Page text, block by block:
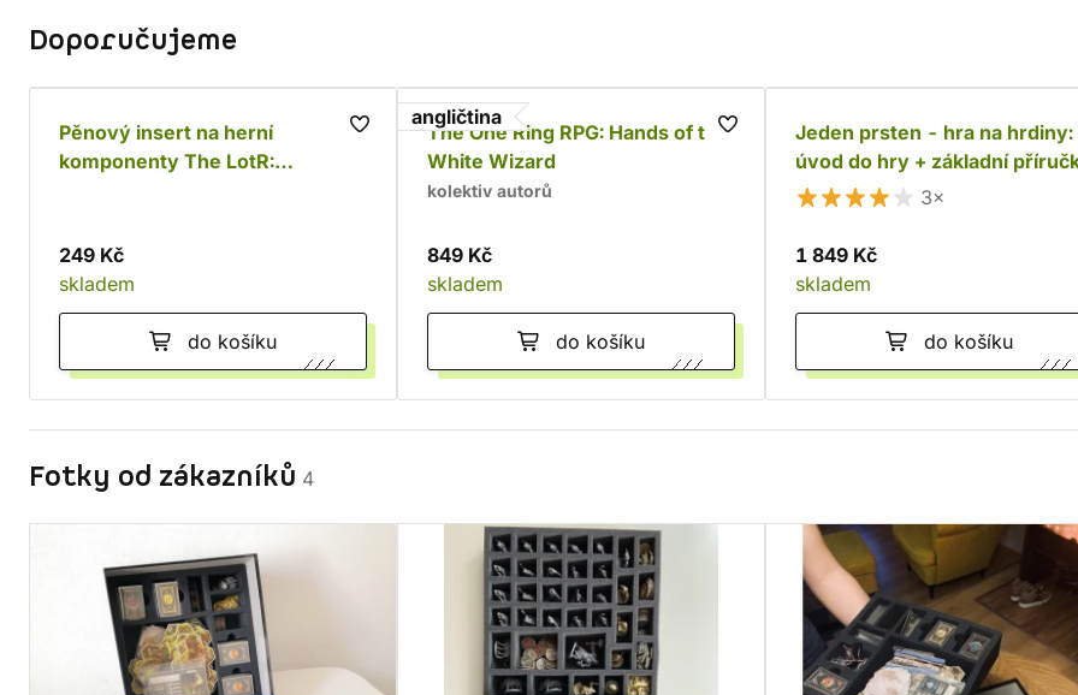
Doporučujeme
Pěnový insert na herní
komponenty The LotR:
249 Kč
skladem
do košíku
angličtina
The One Ring RPG: Hands of the
White Wizard
kolektiv autorů
849 Kč
skladem
do košíku
Jeden prsten - hra na hrdiny:
úvod do hry + základní
3×
1 849 Kč
skladem
do košíku
Fotky od zákazníků 4